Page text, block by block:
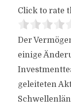
Click to rate
Der
einige
geleiteten